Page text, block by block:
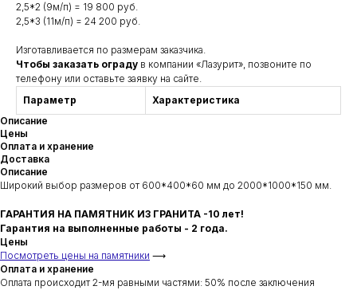
2,5*2 (9м/п) = 19 800 руб.
2,5*3 (11м/п) = 24 200 руб.
Изготавливается по размерам заказчика.
Чтобы заказать ограду в компании «Лазурит», позвоните по
телефону или оставьте заявку на сайте.
Параметр
Характеристика
Описание
Цены
Оплата и хранение
Доставка
Описание
Широкий выбор размеров от 600*400*60 мм до 2000*1000*150 мм.
ГАРАНТИЯ НА ПАМЯТНИК ИЗ ГРАНИТА -10 лет!
Гарантия на выполненные работы - 2 года.
Цены
Посмотреть цены на памятники ⟶
Оплата и хранение
Оплата происходит 2-мя равными частями: 50% после заключения